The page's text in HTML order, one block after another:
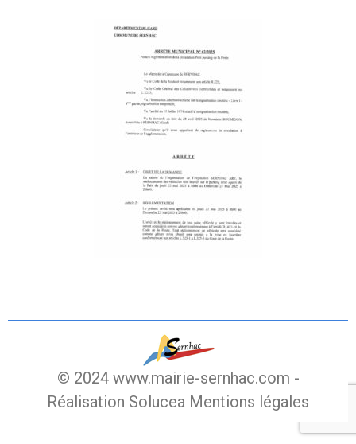
© 2024 www.mairie-sernhac.com -
Réalisation Solucea Mentions légales